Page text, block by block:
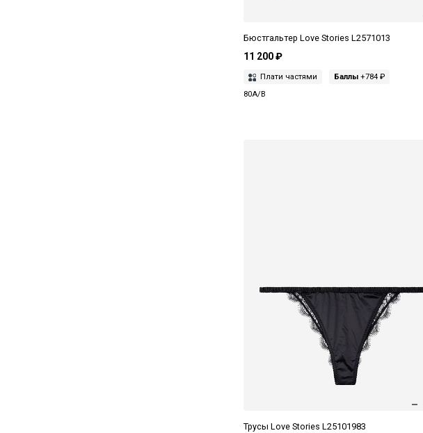
Бюстгальтер Love Stories L2571013
11 200 ₽
Плати частями Баллы +784 ₽
80A/B
Трусы Love Stories L25101983